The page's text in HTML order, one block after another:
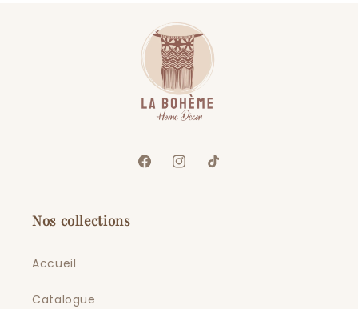
FacebookInstagram
TikTok
Nos collections
Accueil
Catalogue